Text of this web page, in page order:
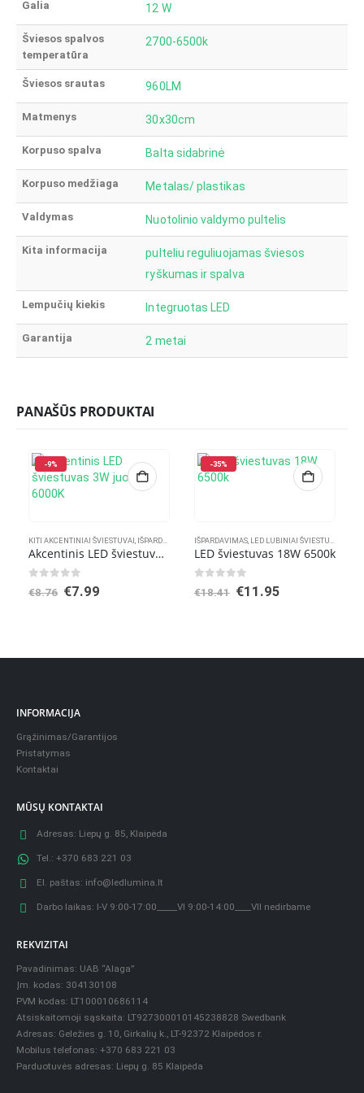
Galia 12 W
Šviesos spalvos
temperatūra
2700-6500k
Šviesos srautas 960LM
Matmenys 30x30cm
Korpuso spalva Balta sidabrinė
Korpuso medžiaga Metalas/ plastikas
Valdymas Nuotolinio valdymo pultelis
Kita informacija
pulteliu reguliuojamas šviesos
ryškumas ir spalva
Lempučių kiekis Integruotas LED
Garantija 2 metai
PANAŠŪS PRODUKTAI
-9%
KITI AKCENTINIAI ŠVIESTUVAI, IŠPARDAVIMAS
Akcentinis LED šviestuvas 3W juodas 6000K
out of 5
€8.76 Original
€7.99Current
-35%
IŠPARDAVIMAS, LED LUBINIAI ŠVIESTUVAI
LED šviestuvas 18W 6500k
out of 5
€18.41 Original
€11.95Current
INFORMACIJA
Grąžinimas/Garantijos
Pristatymas
Kontaktai
MŪSŲ KONTAKTAI
Adresas: Liepų g. 85, Klaipėda
Tel.: +370 683 221 03
El. paštas: info@ledlumina.lt
Darbo laikas: I-V 9:00-17:00_____VI 9:00-14:00____VII nedirbame
REKVIZITAI
Pavadinimas: UAB “Alaga”
Įm. kodas: 304130108
PVM kodas: LT100010686114
Atsiskaitomoji sąskaita: LT927300010145238828 Swedbank
Adresas: Geležies g. 10, Girkalių k., LT-92372 Klaipėdos r.
Mobilus telefonas: +370 683 221 03
Parduotuvės adresas: Liepų g. 85 Klaipėda